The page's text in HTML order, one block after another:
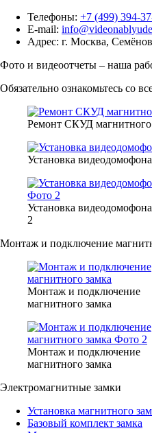
Телефоны: +7 (499) 394-
E-mail:
Адрес: г. Москва,
Фото и видеоотчеты – наша
Обязательно ознакомьтесь со
Ремонт СКУД магнитного
Установка видеодомофона
Установка
2
Монтаж и подключение
Монтаж и подключение
магнитного замка
Монтаж и подключение
магнитного замка
Электромагнитные замки
Установка магнитного
Базовый комплект замка